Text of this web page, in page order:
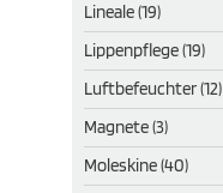
Lineale (19)
Lippenpflege (19)
Luftbefeuchter (12)
Magnete (3)
Moleskine (40)